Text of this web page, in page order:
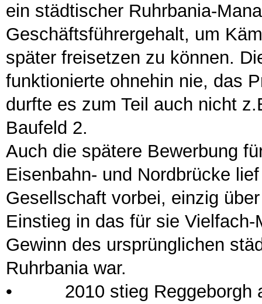
ein städtischer Ruhrbania-
Geschäftsführergehalt, um
später freisetzen zu können.
funktionierte ohnehin nie, das
durfte es zum Teil auch nicht
Baufeld 2.
Auch die spätere Bewerbung
Eisenbahn- und Nordbrücke
Gesellschaft vorbei, einzig
Einstieg in das für sie
Gewinn des ursprünglichen
Ruhrbania war.
• 2010 stieg Reggeborgh